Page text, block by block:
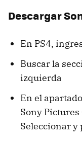
Descargar
En PS4,
Buscar la
izquierda
En el
Sony Pictures
Seleccionar y